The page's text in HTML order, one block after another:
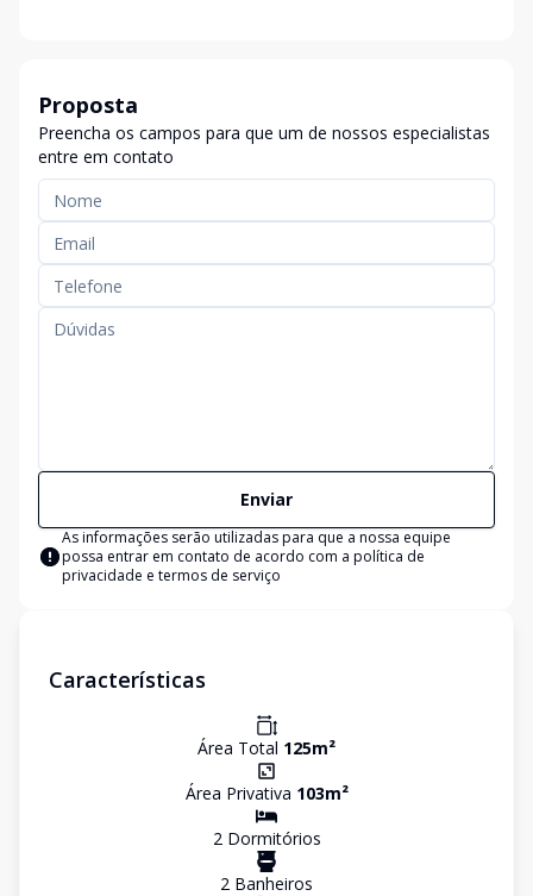
Proposta
Preencha os campos para que um de nossos especialistas
entre em contato
Enviar
As informações serão utilizadas para que a nossa equipe
possa entrar em contato de acordo com a política de
privacidade e termos de serviço
Características
Área Total 125m²
Área Privativa 103m²
2Dormitórios
2 Banheiros